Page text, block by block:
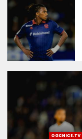
OGCNICE.TV